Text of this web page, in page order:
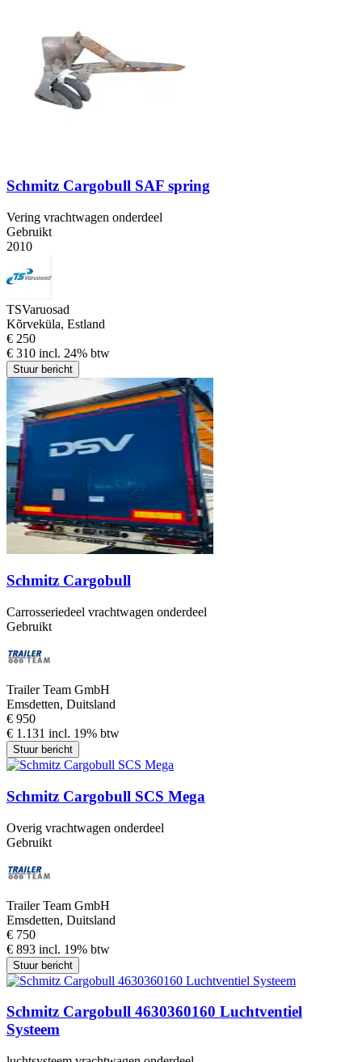
Schmitz Cargobull SAF spring
Vering vrachtwagen onderdeel
Gebruikt
2010
TSVaruosad
Kõrveküla, Estland
€ 250
€ 310 incl. 24% btw
Stuur bericht
Schmitz Cargobull
Carrosseriedeel vrachtwagen onderdeel
Gebruikt
Trailer Team GmbH
Emsdetten, Duitsland
€ 950
€ 1.131 incl. 19% btw
Stuur bericht
Schmitz Cargobull SCS Mega
Overig vrachtwagen onderdeel
Gebruikt
Trailer Team GmbH
Emsdetten, Duitsland
€ 750
€ 893 incl. 19% btw
Stuur bericht
Schmitz Cargobull 4630360160 Luchtventiel
Systeem